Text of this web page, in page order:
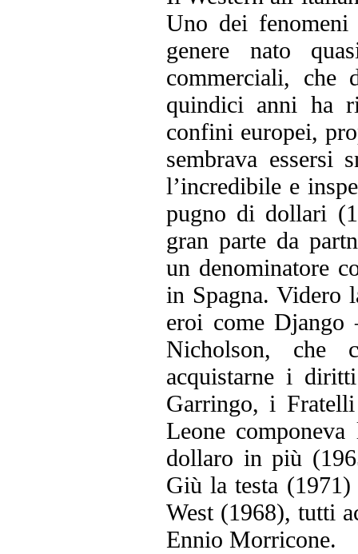
Uno dei
genere nato
commerciali, che
quindici anni ha
confini europei,
sembrava
l’incredibile e
pugno di dollari
gran parte da
un denominatore
in Spagna. Videro
eroi come Django
Nicholson, che
acquistarne i
Garringo, i
Leone
dollaro in più
Giù la testa
West (1968), tutti
Ennio Morricone.